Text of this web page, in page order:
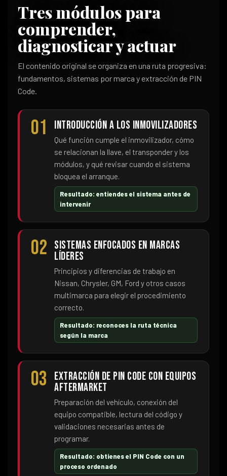
Tres módulos para
comprender,
diagnosticar y actuar
El contenido original se organiza en una ruta progresiva:
fundamentos, sistemas por marca y extracción de PIN
Code.
01 Introducción a los inmovilizadores
Qué función cumple el inmovilizador, cómo
se relacionan la llave, el transponder y los
módulos, y qué revisar cuando el sistema
bloquea el arranque.
Resultado: entiendes el sistema antes de
intervenir
02 Sistemas enfocados en marcas
líderes
Principios y diferencias de trabajo en
Nissan, Chrysler, GM, Ford y otros casos
multimarca para elegir el procedimiento
correcto.
Resultado: reconoces la ruta técnica
según la marca
03
Extracción de PIN Code con equipos
aftermarket
Preparación del vehículo, conexión del
equipo compatible, lectura del código y
validaciones necesarias antes de
programar.
Resultado: obtienes el PIN Code con un
proceso ordenado